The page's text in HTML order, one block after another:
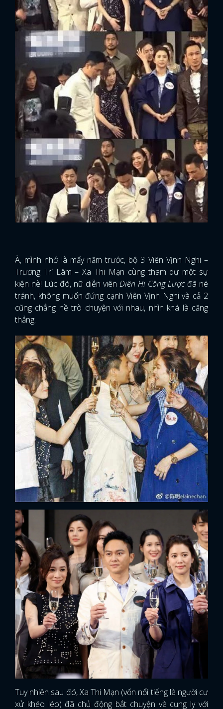
ĐĂNG NHẬP
À, mình nhớ là mấy năm trước, bộ 3 Viên Vịnh Nghi –
Trương Trí Lâm – Xa Thi Mạn cùng tham dự một sự
kiện nè! Lúc đó, nữ diễn viên Diên Hi Công Lượcđã né
tránh, không muốn đứng cạnh Viên Vịnh Nghi và cả 2
cũng chẳng hề trò chuyện với nhau, nhìn khá là căng
thẳng.
Tuy nhiên sau đó, Xa Thi Mạn (vốn nổi tiếng là người cư
xử khéo léo) đã chủ động bắt chuyện và cụng ly với